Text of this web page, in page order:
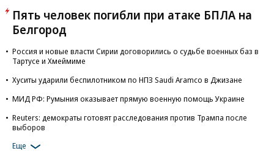
Пять человек погибли при атаке БПЛА на
Белгород
Россия и новые власти Сирии договорились о судьбе военных баз в
Тартусе и Хмеймиме
Хуситы ударили беспилотником по НПЗ Saudi Aramco в Джизане
МИД РФ: Румыния оказывает прямую военную помощь Украине
Reuters: демократы готовят расследования против Трампа после
выборов
Еще